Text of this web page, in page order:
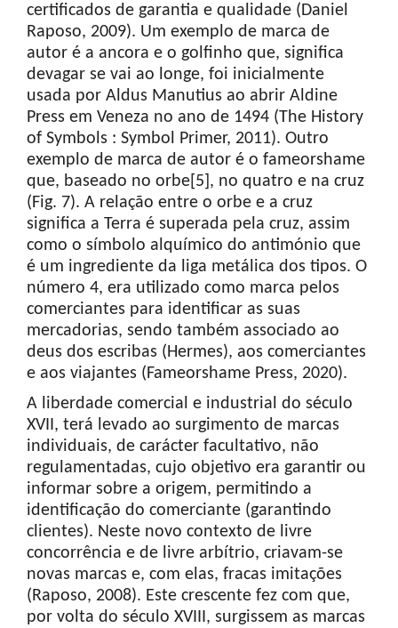
certificados de garantia e qualidade (Daniel
Raposo, 2009). Um exemplo de marca de
autor é a ancora e o golfinho que, significa
devagar se vai ao longe, foi inicialmente
usada por Aldus Manutius ao abrir Aldine
Press em Veneza no ano de 1494 (The History
of Symbols : Symbol Primer, 2011). Outro
exemplo de marca de autor é o fameorshame
que, baseado no orbe[5], no quatro e na cruz
(Fig. 7). A relação entre o orbe e a cruz
significa a Terra é superada pela cruz, assim
como o símbolo alquímico do antimónio que
é um ingrediente da liga metálica dos tipos. O
número 4, era utilizado como marca pelos
comerciantes para identificar as suas
mercadorias, sendo também associado ao
deus dos escribas (Hermes), aos comerciantes
e aos viajantes (Fameorshame Press, 2020).
A liberdade comercial e industrial do século
XVII, terá levado ao surgimento de marcas
individuais, de carácter facultativo, não
regulamentadas, cujo objetivo era garantir ou
informar sobre a origem, permitindo a
identificação do comerciante (garantindo
clientes). Neste novo contexto de livre
concorrência e de livre arbítrio, criavam-se
novas marcas e, com elas, fracas imitações
(Raposo, 2008). Este crescente fez com que,
por volta do século XVIII, surgissem as marcas